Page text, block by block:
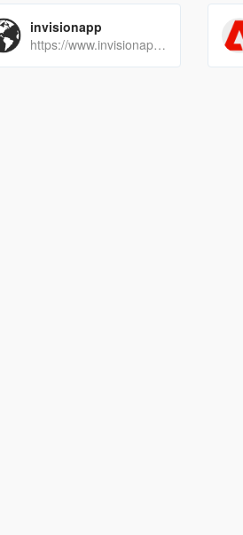
invisionapp
https://www.invisionapp.com/